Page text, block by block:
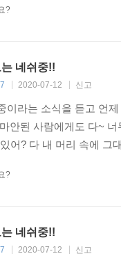
료로 다운로드 받거나,
화
기 → A 대사 듣기 → B 역
기 → A 역할 하기 → B 대
?
네쉬중!!
2020-07-12 신고
이라는 소식을 듣고 언
안된 사람에게도 다~
어? 다 내 머리 속에
?
네쉬중!!
2020-07-12 신고